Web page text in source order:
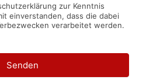
zur Kenntnis
einverstanden, dass die dabei
verarbeitet werden.
Senden